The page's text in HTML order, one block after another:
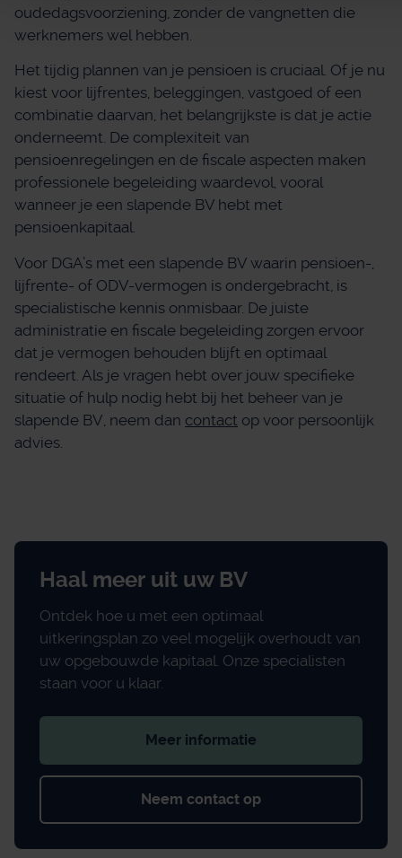
oudedagsvoorziening, zonder de vangnetten die
werknemers wel hebben.
Het tijdig plannen van je pensioen is cruciaal. Of je nu
kiest voor lijfrentes, beleggingen, vastgoed of een
combinatie daarvan, het belangrijkste is dat je actie
onderneemt. De complexiteit van
pensioenregelingen en de fiscale aspecten maken
professionele begeleiding waardevol, vooral
wanneer je een slapende BV hebt met
pensioenkapitaal.
Voor DGA’s met een slapende BV waarin pensioen-,
lijfrente- of ODV-vermogen is ondergebracht, is
specialistische kennis onmisbaar. De juiste
administratie en fiscale begeleiding zorgen ervoor
dat je vermogen behouden blijft en optimaal
rendeert. Als je vragen hebt over jouw specifieke
situatie of hulp nodig hebt bij het beheer van je
slapende BV, neem dan contact op voor persoonlijk
advies.
Haal meer uit uw BV
Ontdek hoe u met een optimaal
uitkeringsplan zo veel mogelijk overhoudt van
uw opgebouwde kapitaal. Onze specialisten
staan voor u klaar.
Meer informatie
Neem contact op